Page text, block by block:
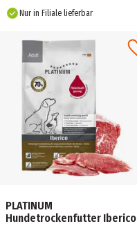
Nur in Filiale lieferbar
PLATINUM
Hundetrockenfutter Iberico